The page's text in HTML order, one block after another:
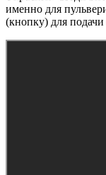
именно для
(кнопку) для подачи